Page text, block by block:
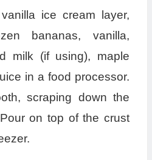
ice cream layer,
bananas, vanilla,
milk (if using), maple
in a food processor.
scraping down the
on top of the crust